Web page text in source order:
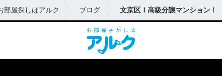
部屋探しはアルク ブログ 文京区！高級分譲マンション！